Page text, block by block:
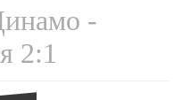
-
2:1